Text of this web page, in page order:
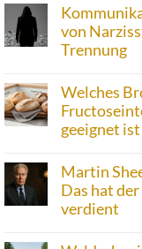
von
Trennung
Welches
geeignet ist
Martin
Das hat
verdient